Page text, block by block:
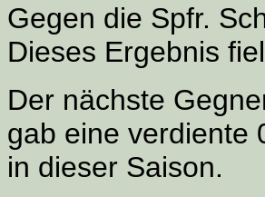
Gegen die Spfr.
Dieses Ergebnis
Der nächste
gab eine verdiente
in dieser Saison.